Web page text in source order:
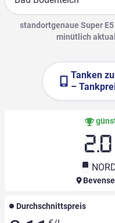
Suche
standortgenaue Super
minütlich
Tanken
–
Durchschnittspreis